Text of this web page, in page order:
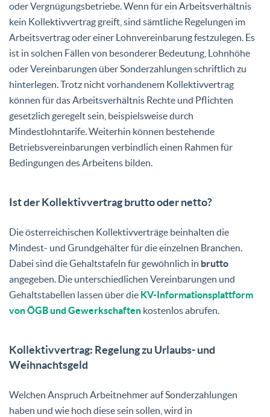
oder Vergnügungsbetriebe. Wenn für ein Arbeitsverhältnis
kein Kollektivvertrag greift, sind sämtliche Regelungen im
Arbeitsvertrag oder einer Lohnvereinbarung festzulegen. Es
ist in solchen Fällen von besonderer Bedeutung, Lohnhöhe
oder Vereinbarungen über Sonderzahlungen schriftlich zu
hinterlegen. Trotz nicht vorhandenem Kollektivvertrag
können für das Arbeitsverhältnis Rechte und Pflichten
gesetzlich geregelt sein, beispielsweise durch
Mindestlohntarife. Weiterhin können bestehende
Betriebsvereinbarungen verbindlich einen Rahmen für
Bedingungen des Arbeitens bilden.
Ist der Kollektivvertrag brutto oder netto?
Die österreichischen Kollektivverträge beinhalten die
Mindest- und Grundgehälter für die einzelnen Branchen.
Dabei sind die Gehaltstafeln für gewöhnlich in brutto
angegeben. Die unterschiedlichen Vereinbarungen und
Gehaltstabellen lassen über die KV-Informationsplattform
von ÖGB und Gewerkschaften kostenlos abrufen.
Kollektivvertrag: Regelung zu Urlaubs- und
Weihnachtsgeld
Welchen Anspruch Arbeitnehmer auf Sonderzahlungen
haben und wie hoch diese sein sollen, wird in